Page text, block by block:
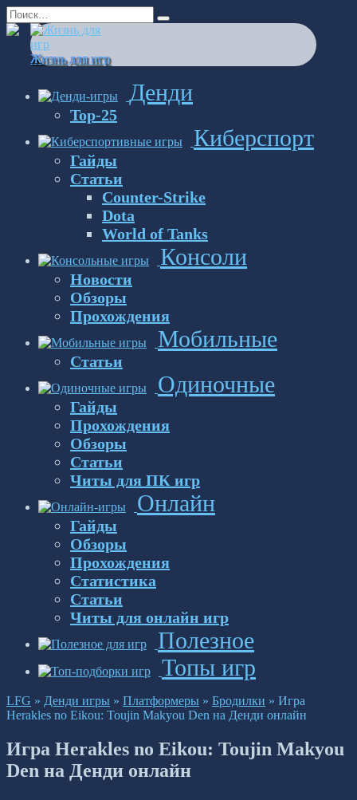
Перейти
к
содержанию
Search
for:
Жизнь для игр
Денди
Top-25
Киберспорт
Гайды
Статьи
Counter-Strike
Dota
World of Tanks
Консоли
Новости
Обзоры
Прохождения
Мобильные
Статьи
Одиночные
Гайды
Прохождения
Обзоры
Статьи
Читы для ПК игр
Онлайн
Гайды
Обзоры
Прохождения
Статистика
Статьи
Читы для онлайн игр
Полезное
Топы игр
LFG » Денди игры » Платформеры » Бродилки » Игра
Herakles no Eikou: Toujin Makyou Den на Денди онлайн
Игра Herakles no Eikou: Toujin Makyou
Den на Денди онлайн